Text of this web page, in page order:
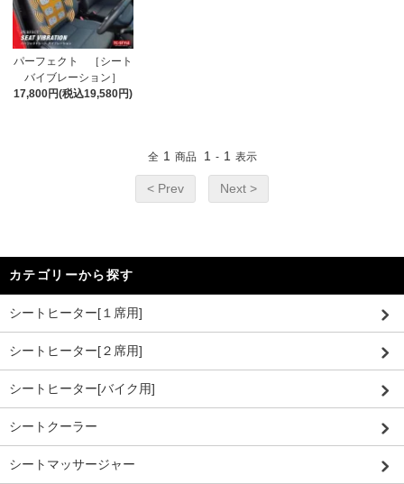
パーフェクト ［シート
バイブレーション］
17,800円(税込19,580円)
全 1 商品 1 - 1 表示
< Prev Next >
カテゴリーから探す
シートヒーター[１席用]
シートヒーター[２席用]
シートヒーター[バイク用]
シートクーラー
シートマッサージャー